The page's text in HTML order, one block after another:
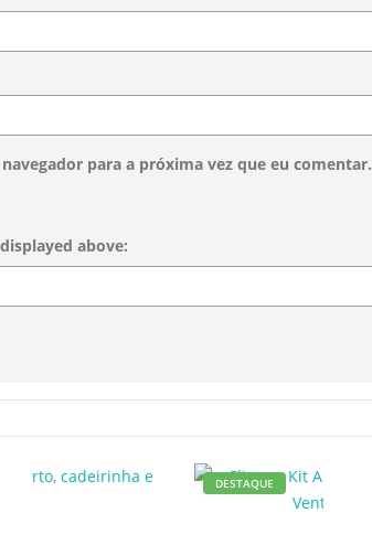
para a próxima vez que eu comentar.
above:
DESTAQUE